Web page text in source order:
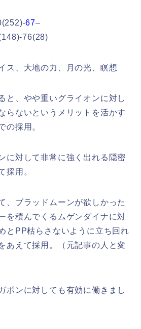
67–
76(28)
ス、大地の力、月の光、瞑想
と、やや重いグライオンに対し
らないというメリットを活かす
の採用。
に対して非常に強く出れる隠密
採用。
、ブラッドムーンが欲しかった
を積んでくるムゲンダイナに対
とPP枯らさないように立ち回れ
あえて採用。（元記事の人と変
ポンに対しても有効に働きまし